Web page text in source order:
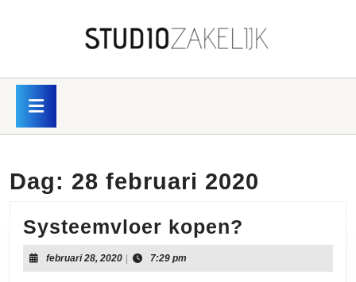
Dag: 28 februari 2020
Systeemvloer kopen?
kopen?
februari 28, 2020februari
28,
7:29 pm